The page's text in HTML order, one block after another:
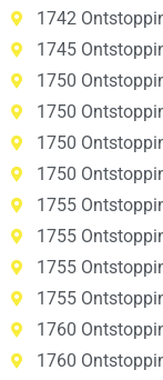
1742
1745
1750
1750
1750
1750
1755
1755
1755
1755
1760
1760